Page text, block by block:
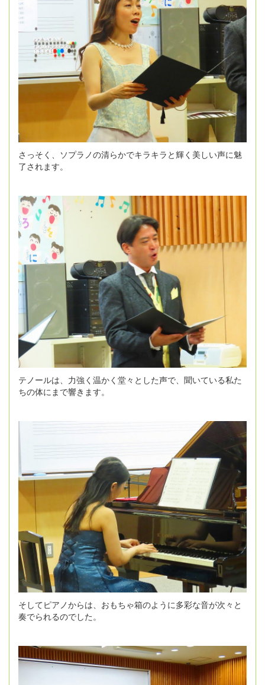
さっそく、ソプラノの清らかでキラキラと輝く美しい声に魅
了されます。
テノールは、力強く温かく堂々とした声で、聞いている私た
ちの体にまで響きます。
そしてピアノからは、おもちゃ箱のように多彩な音が次々と
奏でられるのでした。